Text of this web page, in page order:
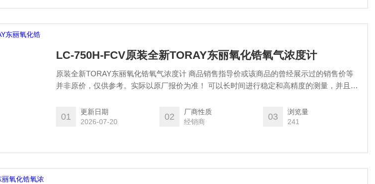
LC-750H-FCV原装全新TORAY东丽氧化锆氧气浓度计
原装全新TORAY东丽氧化锆氧气浓度计 商品销售指导价或该商品的曾经展示过的销售价等
并非原价，仅供参考。实际以原厂报价为准！ 可以长时间进行稳定和高精度的测量，并且还
换部分分离，并将转换部分制成薄壁安装结构，可以将其安装在更优化的测量位置。操作也
很容易，可以并入各种处理中这很好的氧气浓度计。
01
更新日期
2026-07-20
02
厂商性质
经销商
03
浏览量
241